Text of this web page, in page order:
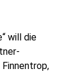
will die